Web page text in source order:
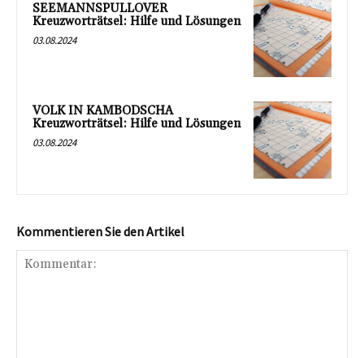
SEEMANNSPULLOVER
Kreuzworträtsel: Hilfe und Lösungen
03.08.2024
VOLK IN KAMBODSCHA
Kreuzworträtsel: Hilfe und Lösungen
03.08.2024
Kommentieren Sie den Artikel